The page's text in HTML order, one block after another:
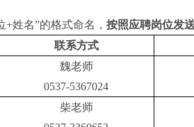
+姓名”的格式命名 ， 按照应聘岗位发
联系方式
魏老师
0537-5367024
柴老师